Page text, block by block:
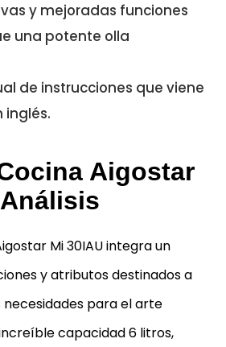
y mejoradas funciones
una potente olla
de instrucciones que viene
inglés.
Aigostar
Mi 30IAU integra un
y atributos destinados a
para el arte
capacidad 6 litros,